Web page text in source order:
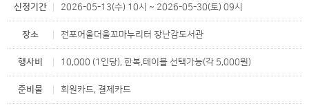
신청기간 2026-05-13(수) 10시 ~ 2026-05-30(토) 09시
장소 전포어울더울꼬마누리터 장난감도서관
행사비 10,000 (1인당), 한복,테이블 선택가능(각 5,000원)
준비물 회원카드, 결제카드